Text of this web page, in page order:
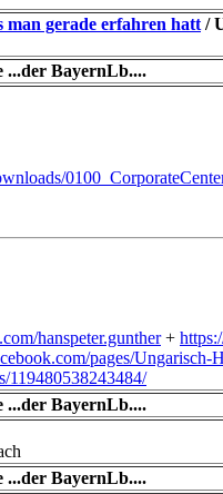
man gerade erfahren hatt /
...der BayernLb....
hanspeter.gunther+
pages/
119480538243484/
...der BayernLb....
...der BayernLb....